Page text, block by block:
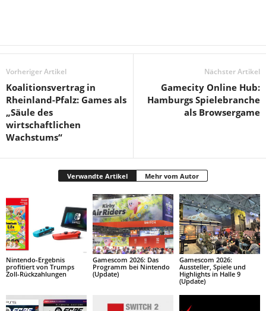
Vorheriger Artikel
Koalitionsvertrag in
Rheinland-Pfalz: Games als
„Säule des
wirtschaftlichen
Wachstums“
Nächster Artikel
Gamecity Online Hub:
Hamburgs Spielebranche
als Browsergame
Verwandte Artikel Mehr vom Autor
Nintendo-Ergebnis
profitiert von Trumps
Zoll-Rückzahlungen
Gamescom 2026: Das
Programm bei Nintendo
(Update)
Gamescom 2026:
Aussteller, Spiele und
Highlights in Halle 9
(Update)